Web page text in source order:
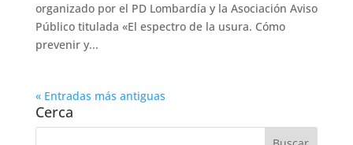
organizado por el PD Lombardía y la Asociación Aviso
Público titulada «El espectro de la usura. Cómo
prevenir y...
« Entradas más antiguas
Cerca